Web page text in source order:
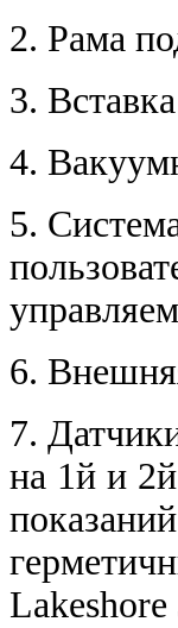
2. Рама
3.
4.
5.
6.
7.
на 1й и